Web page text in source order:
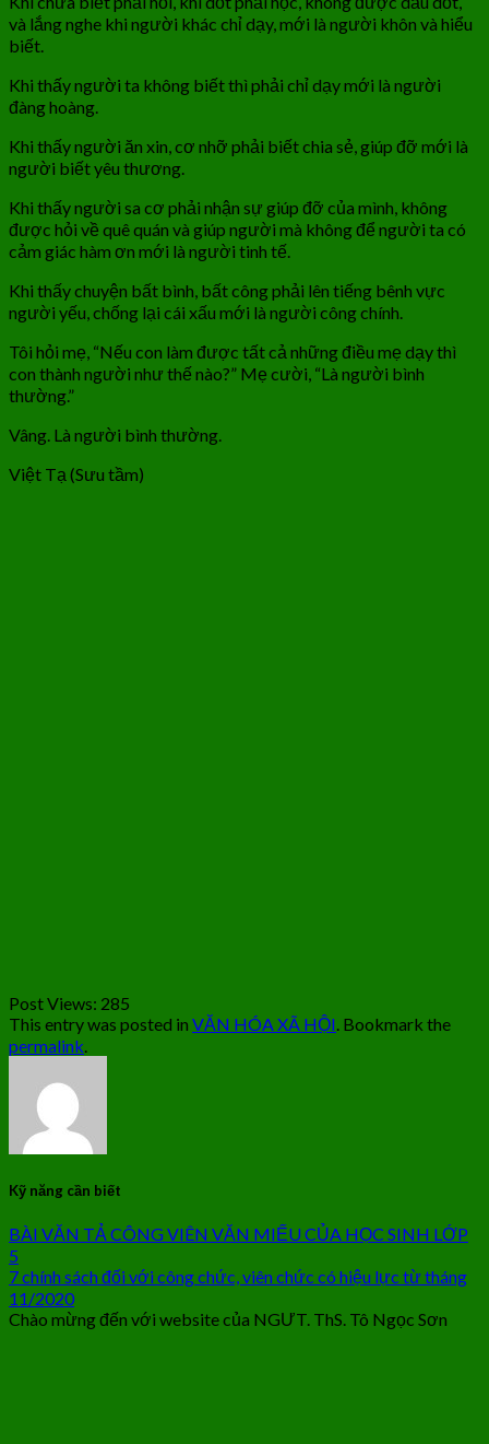
và lắng nghe khi người khác chỉ dạy, mới là người khôn và hiểu
biết.
Khi thấy người ta không biết thì phải chỉ dạy mới là người
đàng hoàng.
Khi thấy người ăn xin, cơ nhỡ phải biết chia sẻ, giúp đỡ mới là
người biết yêu thương.
Khi thấy người sa cơ phải nhận sự giúp đỡ của mình, không
được hỏi về quê quán và giúp người mà không để người ta có
cảm giác hàm ơn mới là người tinh tế.
Khi thấy chuyện bất bình, bất công phải lên tiếng bênh vực
người yếu, chống lại cái xấu mới là người công chính.
Tôi hỏi mẹ, “Nếu con làm được tất cả những điều mẹ dạy thì
con thành người như thế nào?” Mẹ cười, “Là người bình
thường.”
Vâng. Là người bình thường.
Việt Tạ (Sưu tầm)
Post Views: 285
This entry was posted in VĂN HÓA XÃ HỘI. Bookmark the
permalink.
Kỹ năng cần biết
BÀI VĂN TẢ CÔNG VIÊN VĂN MIẾU CỦA HỌC SINH LỚP
5
7 chính sách đối với công chức, viên chức có hiệu lực từ tháng
11/2020
Chào mừng đến với website của NGƯT. ThS. Tô Ngọc Sơn